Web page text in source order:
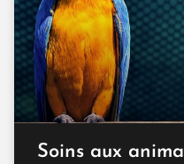
Soins aux